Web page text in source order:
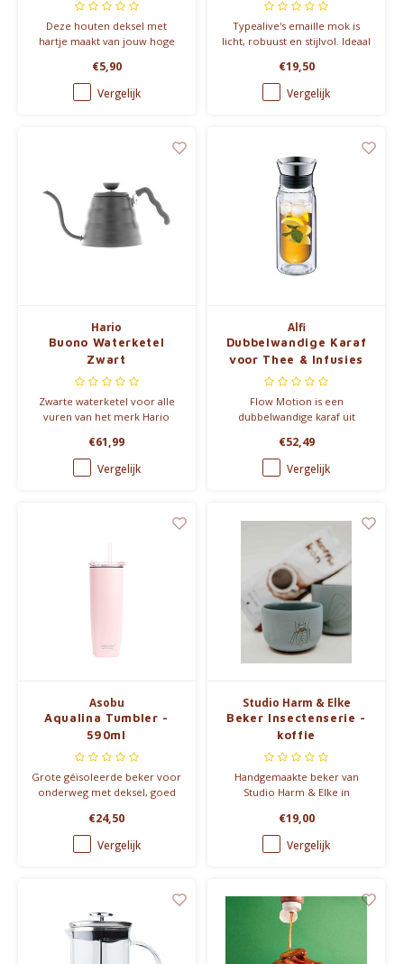
Deze houten deksel met
hartje maakt van jouw hoge
Ideaal voor smoothies,
ijskoffie of limonade
onderweg!
€5,90
Vergelijk
Typealive's emaille mok is
licht, robuust en stijlvol. Ideaal
Met unieke handgedrukte
ontwerpen, een duurzame
keuze voor elk avontuur.
€19,50
Vergelijk
Hario
Buono Waterketel
Zwart
Zwarte waterketel voor alle
vuren van het merk Hario
€61,99
Vergelijk
Alfi
Dubbelwandige Karaf
voor Thee & Infusies
Flow Motion is een
dubbelwandige karaf uit
geïntegreerde filter.
€52,49
Vergelijk
Asobu
Aqualina Tumbler -
590ml
Grote géïsoleerde beker voor
onderweg met deksel, goed
€24,50
Vergelijk
Studio Harm & Elke
Beker Insectenserie -
koffie
Handgemaakte beker van
Studio Harm & Elke in
illustraties van verschillende
insecten. -> verschillende
tekeningen & kleuren
€19,00
Vergelijk